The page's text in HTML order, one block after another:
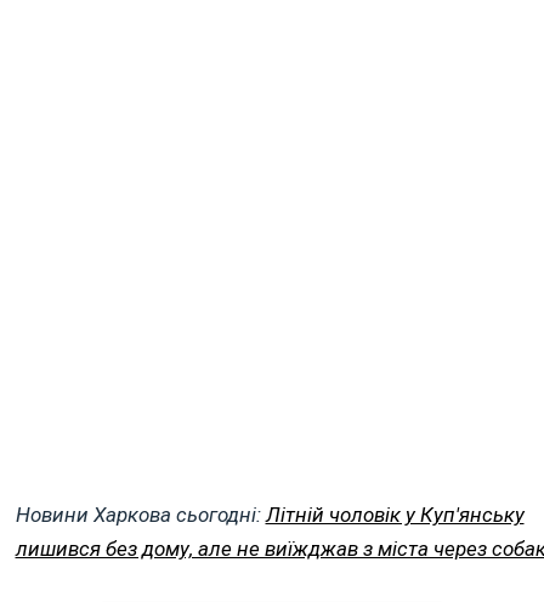
Новини Харкова сьогодні: Літній чоловік у Куп'янську
лишився без дому, але не виїжджав з міста через